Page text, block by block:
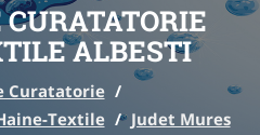
ALBESTI
Curatatorie /
Textile / Judet Mures